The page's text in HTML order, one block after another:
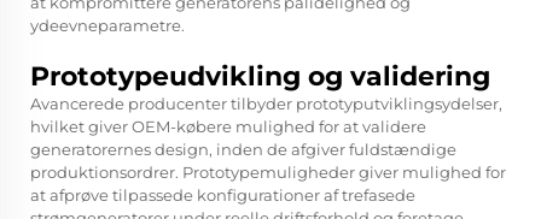
ydeevneparametre.
Prototypeudvikling og validering
Avancerede producenter tilbyder prototyputviklingsydelser,
hvilket giver OEM-købere mulighed for at validere
generatorernes design, inden de afgiver fuldstændige
produktionsordrer. Prototypemuligheder giver mulighed for
at afprøve tilpassede konfigurationer af trefasede